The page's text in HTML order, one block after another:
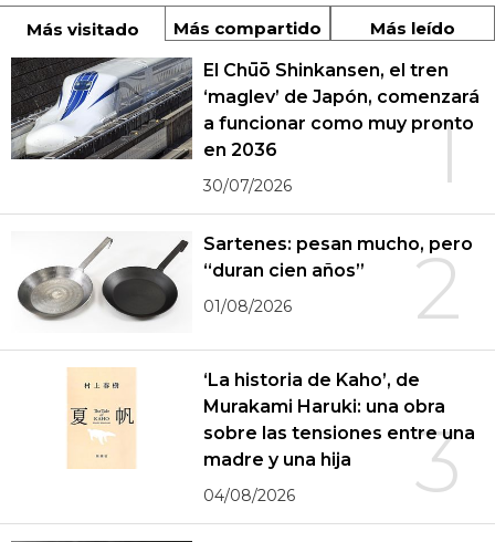
Más visitado Más compartido Más leído
1
El Chūō Shinkansen, el tren
‘maglev’ de Japón, comenzará
a funcionar como muy pronto
en 2036
30/07/2026
2
Sartenes: pesan mucho, pero
“duran cien años”
01/08/2026
3
‘La historia de Kaho’, de
Murakami Haruki: una obra
sobre las tensiones entre una
madre y una hija
04/08/2026